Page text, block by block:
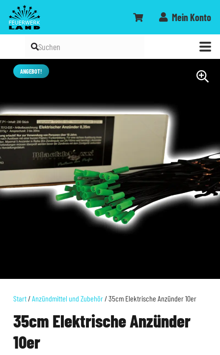
Mein Konto
ANGEBOT!
Start/Anzündmittel und Zubehör/ 35cm Elektrische Anzünder 10er
35cm Elektrische Anzünder
10er